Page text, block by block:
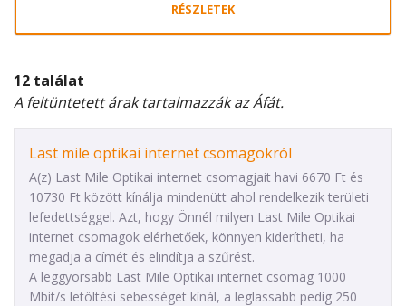
RÉSZLETEK
12 találat
A feltüntetett árak tartalmazzák az Áfát.
Last mile optikai internet csomagokról
A(z) Last Mile Optikai internet csomagjait havi 6670 Ft és
10730 Ft között kínálja mindenütt ahol rendelkezik területi
lefedettséggel. Azt, hogy Önnél milyen Last Mile Optikai
internet csomagok elérhetőek, könnyen kiderítheti, ha
megadja a címét és elindítja a szűrést.
A leggyorsabb Last Mile Optikai internet csomag 1000
Mbit/s letöltési sebességet kínál, a leglassabb pedig 250